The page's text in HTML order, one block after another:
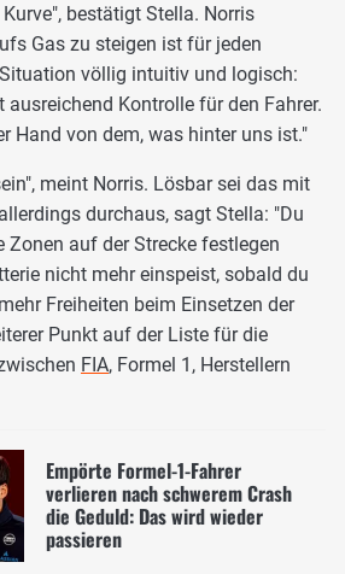
bestätigt Stella. Norris
Gas zu steigen ist für jeden
völlig intuitiv und logisch:
Kontrolle für den Fahrer.
Hand von dem, was hinter uns ist."
meint Norris. Lösbar sei das mit
durchaus, sagt Stella: "Du
Zonen auf der Strecke festlegen
nicht mehr einspeist, sobald du
Freiheiten beim Einsetzen der
Punkt auf der Liste für die
FIA, Formel 1, Herstellern
Empörte Formel-1-Fahrer
verlieren nach schwerem Crash
die Geduld: Das wird wieder
passieren